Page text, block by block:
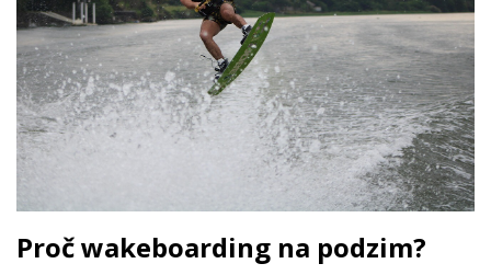
Proč wakeboarding na podzim?